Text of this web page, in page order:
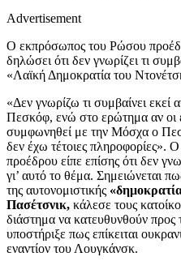
Advertisement
Ο εκπρόσωπος του Ρώσου
δηλώσει ότι δεν γνωρίζει τι
«Λαϊκή Δημοκρατία του
«Δεν γνωρίζω τι συμβαίνει
Πεσκόφ, ενώ στο ερώτημα αν οι
συμφωνηθεί με την Μόσχα ο
δεν έχω τέτοιες
προέδρου είπε επίσης ότι δεν
γι’ αυτό το θέμα. Σημειώνεται
της αυτονομιστικής
Πασέτσνικ, κάλεσε τους
διάστημα να κατευθυνθούν
υποστήριξε πως επίκειται
εναντίον του Λουγκάνσκ.